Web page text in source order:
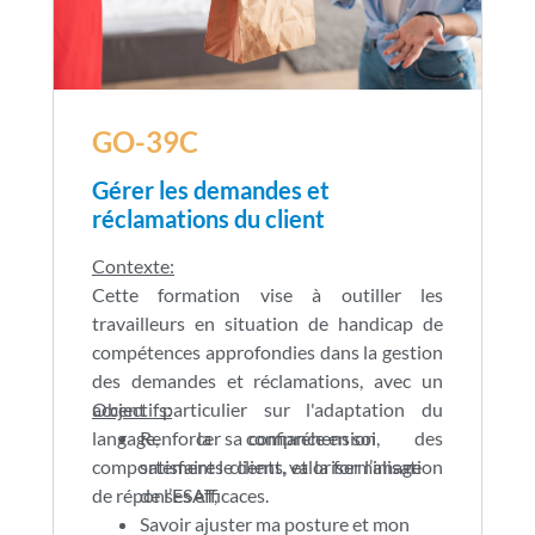
GO-39C
Gérer les demandes et
réclamations du client
Contexte:
Cette formation vise à outiller les
travailleurs en situation de handicap de
compétences approfondies dans la gestion
des demandes et réclamations, avec un
accent particulier sur l'adaptation du
langage, la compréhension des
comportements clients, et la formalisation
de réponses efficaces.
Objectifs:
Renforcer sa confiance en soi,
satisfaire le client, valoriser l’image
de l’ESAT,
Savoir ajuster ma posture et mon